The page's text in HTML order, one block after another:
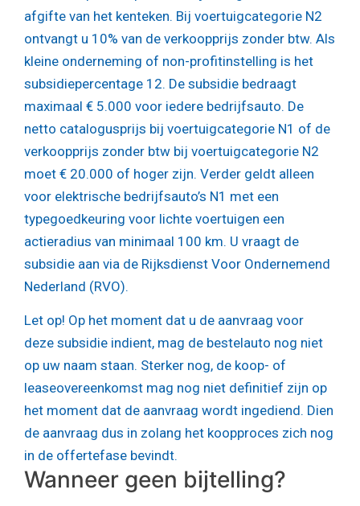
afgifte van het kenteken. Bij voertuigcategorie N2
ontvangt u 10% van de verkoopprijs zonder btw. Als
kleine onderneming of non-profitinstelling is het
subsidiepercentage 12. De subsidie bedraagt
maximaal € 5.000 voor iedere bedrijfsauto. De
netto catalogusprijs bij voertuigcategorie N1 of de
verkoopprijs zonder btw bij voertuigcategorie N2
moet € 20.000 of hoger zijn. Verder geldt alleen
voor elektrische bedrijfsauto’s N1 met een
typegoedkeuring voor lichte voertuigen een
actieradius van minimaal 100 km. U vraagt de
subsidie aan via de Rijksdienst Voor Ondernemend
Nederland (RVO).
Let op! Op het moment dat u de aanvraag voor
deze subsidie indient, mag de bestelauto nog niet
op uw naam staan. Sterker nog, de koop- of
leaseovereenkomst mag nog niet definitief zijn op
het moment dat de aanvraag wordt ingediend. Dien
de aanvraag dus in zolang het koopproces zich nog
in de offertefase bevindt.
Wanneer geen bijtelling?